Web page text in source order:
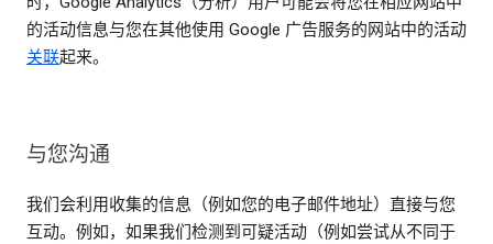
的活动信息与您在其他使用 Google 广告服务的网站中的活动
关联起来。
与您沟通
我们会利用收集的信息（例如您的电子邮件地址）直接与您
互动。例如，如果我们检测到可疑活动（例如尝试从不同于